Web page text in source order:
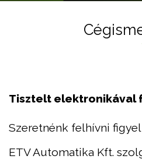
Tisztelt elektronikával
Szeretnénk felhívni
ETV Automatika Kft.